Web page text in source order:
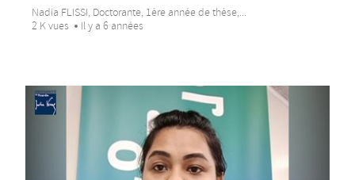
Nadia FLISSI, Doctorante, 1ère année de thèse,...
2 K vues
Il y a 6 années